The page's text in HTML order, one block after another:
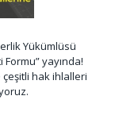
Yükümlüsü
yayında!
hak ihlalleri